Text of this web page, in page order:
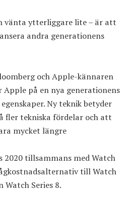
vänta ytterliggare lite – är att
andra generationens
och Apple-kännaren
på en nya generationens
Ny teknik betyder
fler tekniska fördelar och att
mycket längre
2020 tillsammans med Watch
till Watch
Watch Series 8.